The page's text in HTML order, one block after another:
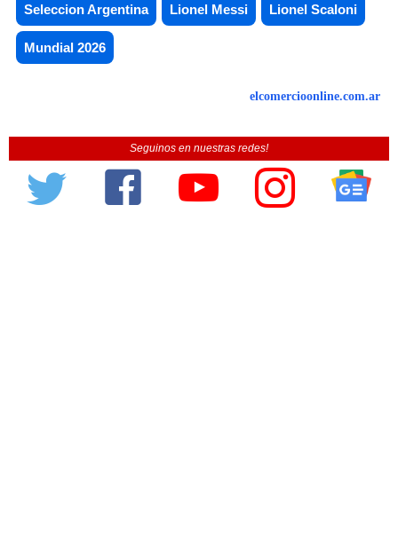
Seleccion Argentina Lionel Messi Lionel Scaloni
Mundial 2026
elcomercioonline.com.ar
Seguinos en nuestras redes!